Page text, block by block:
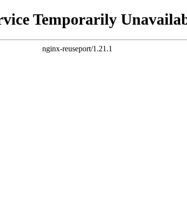
Temporarily
nginx-reuseport/1.21.1